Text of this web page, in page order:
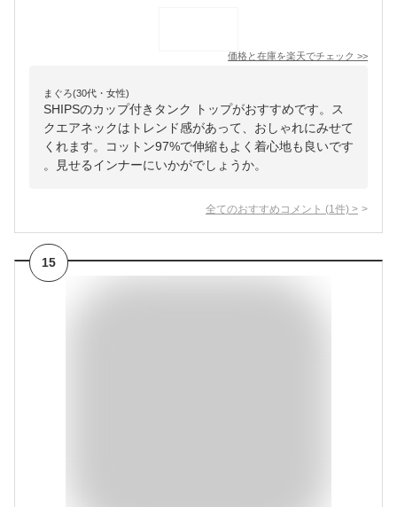
価格と在庫を楽天でチェック >>
まぐろ(30代・女性)
SHIPSのカップ付きタンク トップがおすすめです。ス
クエアネックはトレンド感があって、おしゃれにみせて
くれます。コットン97%で伸縮もよく着心地も良いです
。見せるインナーにいかがでしょうか。
全てのおすすめコメント (1 件) >
15